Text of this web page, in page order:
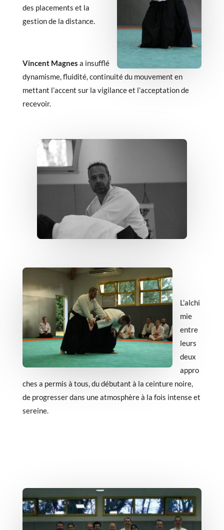
des placements et la
gestion de la distance.
Vincent Magnes a insufflé
dynamisme, fluidité, continuité du mouvement en
mettant l’accent sur la vigilance et l’acceptation de
recevoir.
L’alchi
mie
entre
leurs
deux
appro
ches a permis à tous, du débutant à la ceinture noire,
de progresser dans une atmosphère à la fois intense et
sereine.